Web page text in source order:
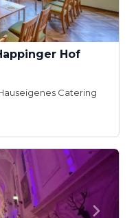
Hof
Catering